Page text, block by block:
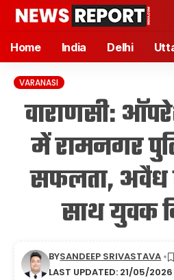
Home India Delhi
VARANASI
वाराणसी:
में रामनगर
सफलता, अवैध
साथ युवक
LAST UPDATED: 21/05/2026
BYSANDEEP SRIVASTAVA